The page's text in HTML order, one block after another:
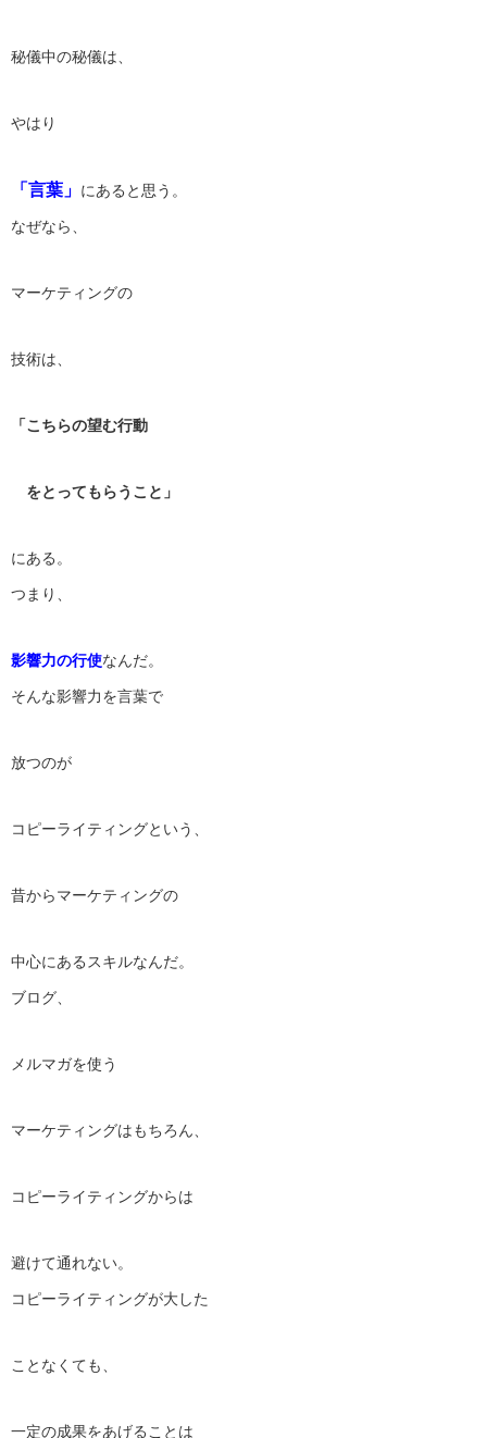
秘儀中の秘儀は、
やはり
「言葉」 にあると思う。
なぜなら、
マーケティングの
技術は、
「こちらの望む行動
をとってもらうこと」
にある。
つまり、
影響力の行使なんだ。
そんな影響力を言葉で
放つのが
コピーライティングという、
昔からマーケティングの
中心にあるスキルなんだ。
ブログ、
メルマガを使う
マーケティングはもちろん、
コピーライティングからは
避けて通れない。
コピーライティングが大した
ことなくても、
一定の成果をあげることは